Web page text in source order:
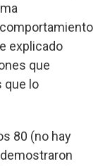
explicado
que
que lo
80 (no hay